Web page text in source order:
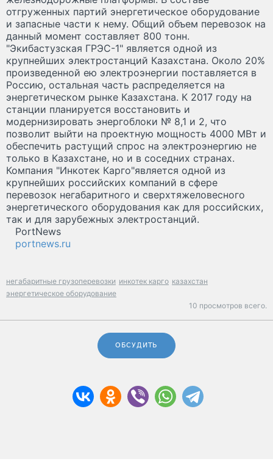
отгруженных партий энергетическое оборудование
и запасные части к нему. Общий объем перевозок на
данный момент составляет 800 тонн.
"Экибастузская ГРЭС-1" является одной из
крупнейших электростанций Казахстана. Около 20%
произведенной ею электроэнергии поставляется в
Россию, остальная часть распределяется на
энергетическом рынке Казахстана. К 2017 году на
станции планируется восстановить и
модернизировать энергоблоки № 8,1 и 2, что
позволит выйти на проектную мощность 4000 МВт и
обеспечить растущий спрос на электроэнергию не
только в Казахстане, но и в соседних странах.
Компания "Инкотек Карго"является одной из
крупнейших российских компаний в сфере
перевозок негабаритного и сверхтяжеловесного
энергетического оборудования как для российских,
так и для зарубежных электростанций.
PortNews
portnews.ru
негабаритные грузоперевозки инкотек карго казахстан
энергетическое оборудование
10 просмотров всего.
ОБСУДИТЬ